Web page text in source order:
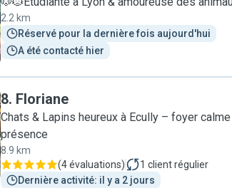
2.2 km
Réservé pour la dernière fois aujourd'hui
A été contacté hier
8. Floriane
Chats & Lapins heureux à Ecully – foyer
présence
8.9 km
(4 évaluations) 1 client régulier
Dernière activité: il y a 2 jours